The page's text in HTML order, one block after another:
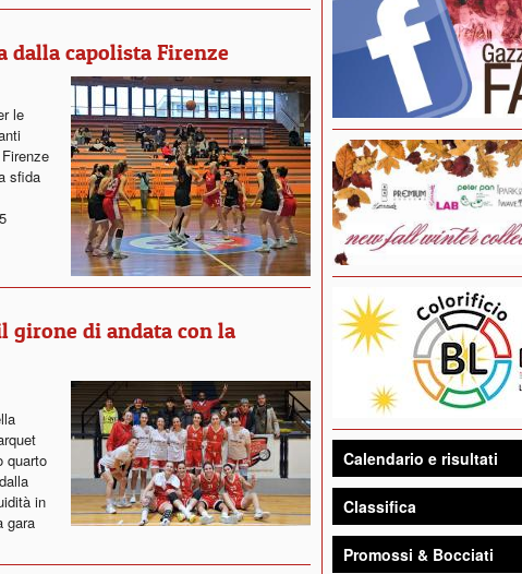
dalla capolista Firenze
le
sfida
girone di andata con la
quarto
in
gara
Calendario e risultati
Classifica
Promossi & Bocciati